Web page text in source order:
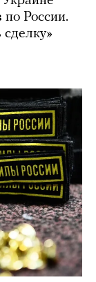
по России.
сделку»